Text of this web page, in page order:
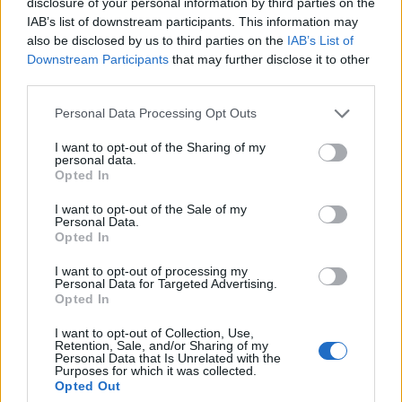
IAB’s list of downstream participants. This information may
also be disclosed by us to third parties on the IAB’s List of
Downstream Participants that may further disclose it to other
Personal Data Processing Opt Outs
I want to opt-out of the Sharing of my
personal data.
Opted In
I want to opt-out of the Sale of my
Personal Data.
Opted In
I want to opt-out of processing my
Personal Data for Targeted Advertising.
Opted In
I want to opt-out of Collection, Use,
Retention, Sale, and/or Sharing of my
Personal Data that Is Unrelated with the
Purposes for which it was collected.
Opted Out